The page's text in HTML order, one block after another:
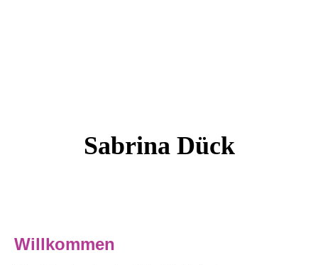
Sabrina Dück
Willkommen